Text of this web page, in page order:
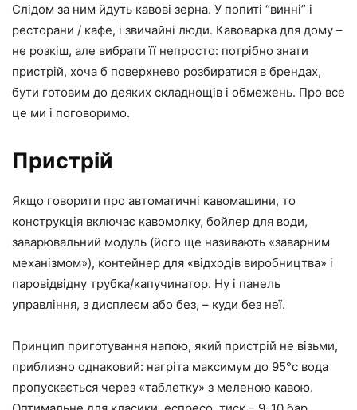
Слідом за ним йдуть кавові зерна. У попиті “винні” і
ресторани / кафе, і звичайні люди. Кавоварка для дому –
не розкіш, але вибрати її непросто: потрібно знати
пристрій, хоча б поверхнево розбиратися в брендах,
бути готовим до деяких складнощів і обмежень. Про все
це ми і поговоримо.
Пристрій
Якщо говорити про автоматичні кавомашини, то
конструкція включає кавомолку, бойлер для води,
заварювальний модуль (його ще називають «заварним
механізмом»), контейнер для «відходів виробництва» і
паровідвідну трубка/капучинатор. Ну і панель
управління, з дисплеєм або без, – куди без неї.
Принцип приготування напою, який пристрій не візьми,
приблизно однаковий: нагріта максимум до 95°c вода
пропускається через «таблетку» з меленою кавою.